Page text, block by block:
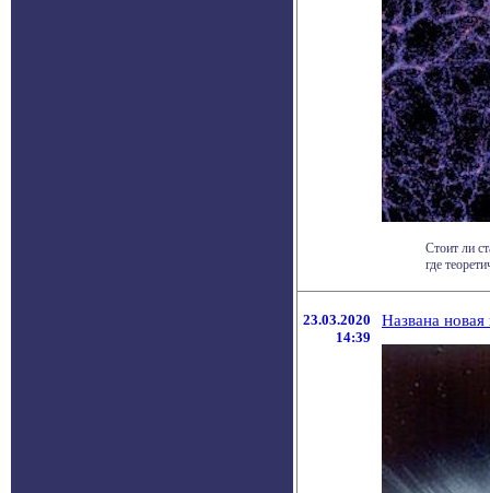
Стоит ли
где
23.03.2020
14:39
Названа